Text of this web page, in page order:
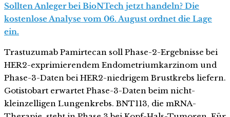
Sollten Anleger bei BioNTech jetzt handeln? Die
kostenlose Analyse vom 06. August ordnet die Lage
ein.
Trastuzumab Pamirtecan soll Phase-2-Ergebnisse bei
HER2-exprimierendem Endometriumkarzinom und
Phase-3-Daten bei HER2-niedrigem Brustkrebs liefern.
Gotistobart erwartet Phase-3-Daten beim nicht-
kleinzelligen Lungenkrebs. BNT113, die mRNA-